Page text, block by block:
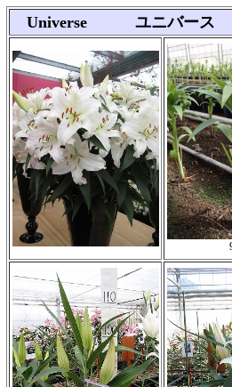
Universe ユニバース